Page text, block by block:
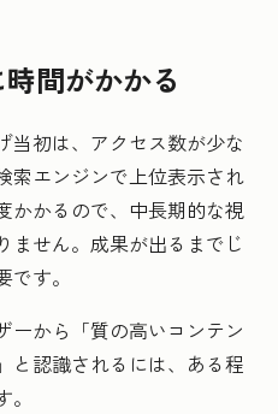
間がかかる
当初は、アクセス数が少な
索エンジンで上位表示され
かかるので、中長期的な視
ません。成果が出るまでじ
す。
ーから「質の高いコンテン
と認識されるには、ある程